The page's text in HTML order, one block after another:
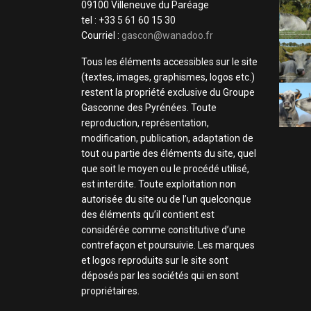
09100 Villeneuve du Paréage
tel : +33 5 61 60 15 30
Courriel : gascon@wanadoo.fr
Tous les éléments accessibles sur le site
(textes, images, graphismes, logos etc.)
restent la propriété exclusive du Groupe
Gasconne des Pyrénées. Toute
reproduction, représentation,
modification, publication, adaptation de
tout ou partie des éléments du site, quel
que soit le moyen ou le procédé utilisé,
est interdite. Toute exploitation non
autorisée du site ou de l’un quelconque
des éléments qu’il contient est
considérée comme constitutive d’une
contrefaçon et poursuivie. Les marques
et logos reproduits sur le site sont
déposés par les sociétés qui en sont
propriétaires.